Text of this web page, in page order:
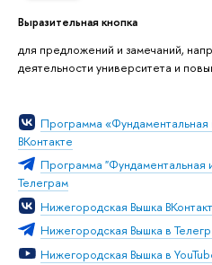
Выразительная кнопка
для предложений и замечаний,
деятельности университета и
Программа «Фундаментальная
ВКонтакте
Программа "Фундаментальная
Телеграм
Нижегородская Вышка
Нижегородская Вышка в
Нижегородская Вышка в